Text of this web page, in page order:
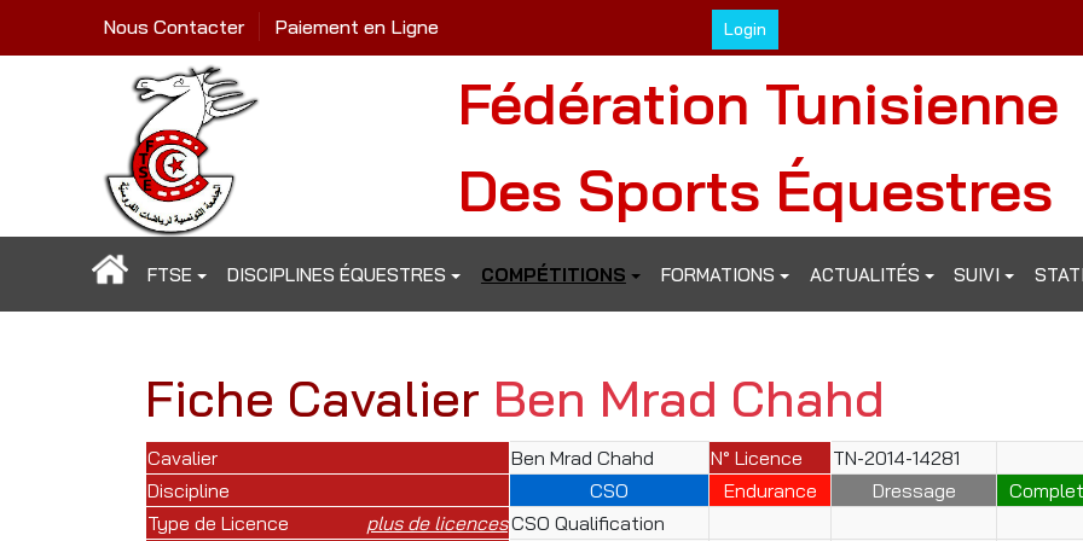
Login
Nous Contacter Paiement en Ligne
Fédération Tunisienne
Des Sports Équestres
FTSE DISCIPLINES ÉQUESTRES COMPÉTITIONS FORMATIONS ACTUALITÉS SUIVI
Fiche Cavalier Ben Mrad Chahd
Cavalier Ben Mrad Chahd N° Licence
TN-2014-14281
Discipline
CSO Endurance Dressage Complet
Type de Licence
plus de licencesCSO Qualification